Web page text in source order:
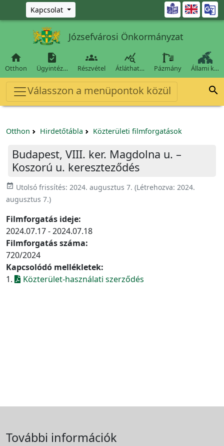
Ugrás a fő tartalomra
Kapcsolat 
Józsefvárosi Önkormányzat

Otthon

Ügyintéz…

Részvétel

Átláthat… Pázmány Állami k…
Válasszon a menüpontok közül 
Otthon Hirdetőtábla Közterületi filmforgatások
Budapest, VIII. ker. Magdolna u. –
Koszorú u. kereszteződés
event_available Utolsó frissítés: 2024. augusztus 7. (Létrehozva: 2024.
augusztus 7.)
Filmforgatás ideje:
2024.07.17 - 2024.07.18
Filmforgatás száma:
720/2024
Kapcsolódó mellékletek:
1.
Közterület-használati szerződés
További információk